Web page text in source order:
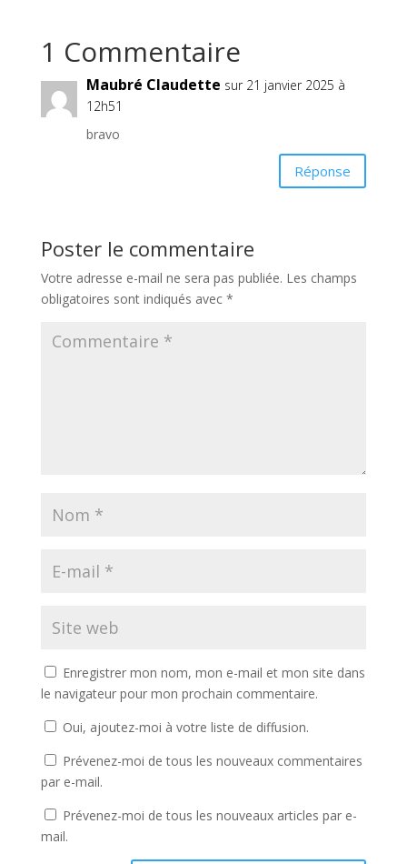
1 Commentaire
Maubré Claudette sur 21 janvier 2025 à
12h51
bravo
Réponse
Poster le commentaire
Votre adresse e-mail ne sera pas publiée. Les champs
obligatoires sont indiqués avec *
Enregistrer mon nom, mon e-mail et mon site dans
le navigateur pour mon prochain commentaire.
Oui, ajoutez-moi à votre liste de diffusion.
Prévenez-moi de tous les nouveaux commentaires
par e-mail.
Prévenez-moi de tous les nouveaux articles par e-
mail.